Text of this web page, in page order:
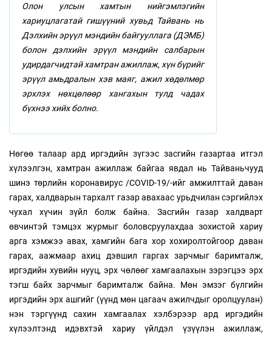
Олон улсын хамтын нийгэмлэгийн
хариуцлагатай гишүүний хувьд Тайвань нь
Дэлхийн эрүүл мэндийн байгууллага (ДЭМБ)
болон дэлхийн эрүүл мэндийн салбарын
удирдагчидтай хамтран ажиллаж, хүн бүрийг
эрүүл амьдралын хэв маяг, ажил хөдөлмөр
эрхлэх нөхцөлөөр хангахын тулд чадах
бүхнээ хийх болно.
Нөгөө талаар ард иргэдийн зүгээс засгийн газартаа итгэл
хүлээлгэн, хамтран ажиллаж байгаа явдал нь Тайваньчууд
шинэ төрлийн коронавирус /COVID-19/-ийг амжилттай даван
гарах, халдварын тархалт газар авахаас урьдчилан сэргийлэх
чухал хүчин зүйл болж байна. Засгийн газар халдварт
өвчинтэй тэмцэх журмыг боловсруулахдаа зохистой хариу
арга хэмжээ авах, хамгийн бага хор хохиролтойгоор даван
гарах, аажмаар ахиц дэвшил гаргах зарчмыг баримталж,
иргэдийн хувийн нууц, эрх чөлөөг хамгаалахын зэрэгцээ эрх
тэгш байх зарчмыг баримталж байна. Мөн эмзэг бүлгийн
иргэдийн эрх ашгийг (үүнд мөн цагаач ажилчдыг оролцуулан)
нэн тэргүүнд сахин хамгаалах хэлбэрээр ард иргэдийн
хүлээлтэнд идэвхтэй хариу үйлдэл үзүүлэн ажиллаж,